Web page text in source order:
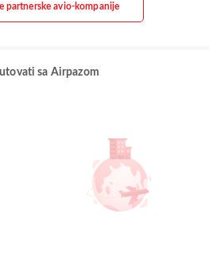
partnerske avio-kompanije
sa Airpazom